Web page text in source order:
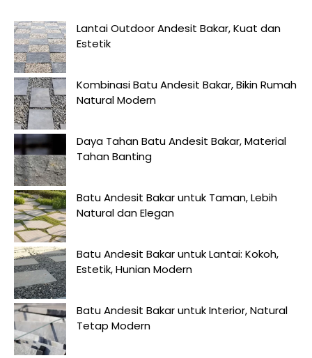
Lantai Outdoor Andesit Bakar, Kuat dan
Estetik
Kombinasi Batu Andesit Bakar, Bikin Rumah
Natural Modern
Daya Tahan Batu Andesit Bakar, Material
Tahan Banting
Batu Andesit Bakar untuk Taman, Lebih
Natural dan Elegan
Batu Andesit Bakar untuk Lantai: Kokoh,
Estetik, Hunian Modern
Batu Andesit Bakar untuk Interior, Natural
Tetap Modern